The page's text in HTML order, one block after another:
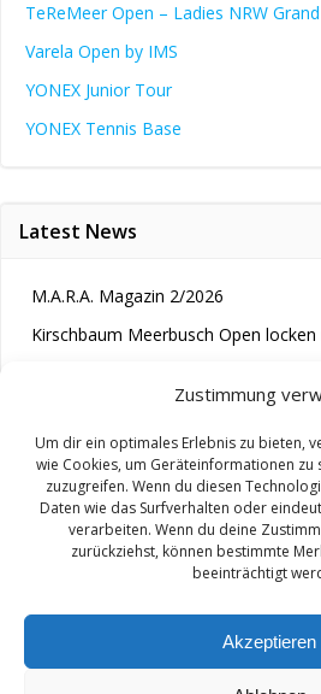
Zustimmung
Um dir ein optimales Erlebnis zu bieten,
wie Cookies, um Geräteinformationen
zuzugreifen. Wenn du diesen
Daten wie das Surfverhalten oder
verarbeiten. Wenn du deine
zurückziehst, können bestimmte
beeinträchtigt
Akzeptieren
TeReMeer Open – Ladies NRW
Varela Open by IMS
YONEX Junior Tour
YONEX Tennis Base
Latest News
M.A.R.A. Magazin 2/2026
Kirschbaum Meerbusch Open
© 2026 M.A.R.A.. Created for
Colibri